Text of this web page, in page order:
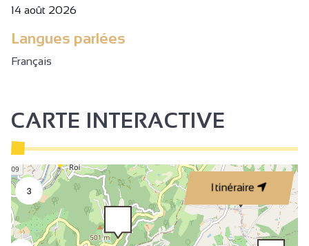
14 août 2026
Langues parlées
Français
CARTE INTERACTIVE
Itinéraire
3